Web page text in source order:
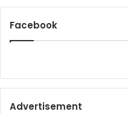
Facebook
Advertisement